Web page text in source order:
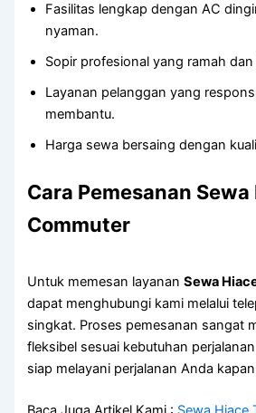
Fasilitas lengkap dengan AC
nyaman.
Sopir profesional yang ramah
Layanan pelanggan yang
membantu.
Harga sewa bersaing dengan
Cara Pemesanan Sewa
Commuter
Untuk memesan layananSewa
dapat menghubungi kami melalui
singkat. Proses pemesanan sangat
fleksibel sesuai kebutuhan
siap melayani perjalanan Anda